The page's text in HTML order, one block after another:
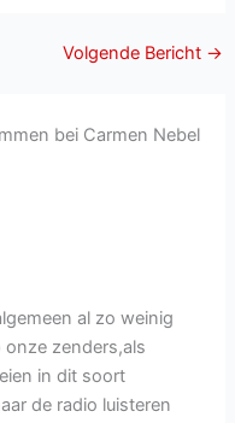
Volgende Bericht →
bei Carmen Nebel
al zo weinig
zenders,als
in dit soort
de radio luisteren